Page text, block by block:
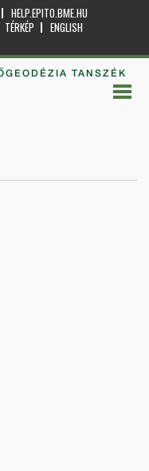
HELP.EPITO.BME.HU
TÉRKÉP
ENGLISH
TANSZÉK